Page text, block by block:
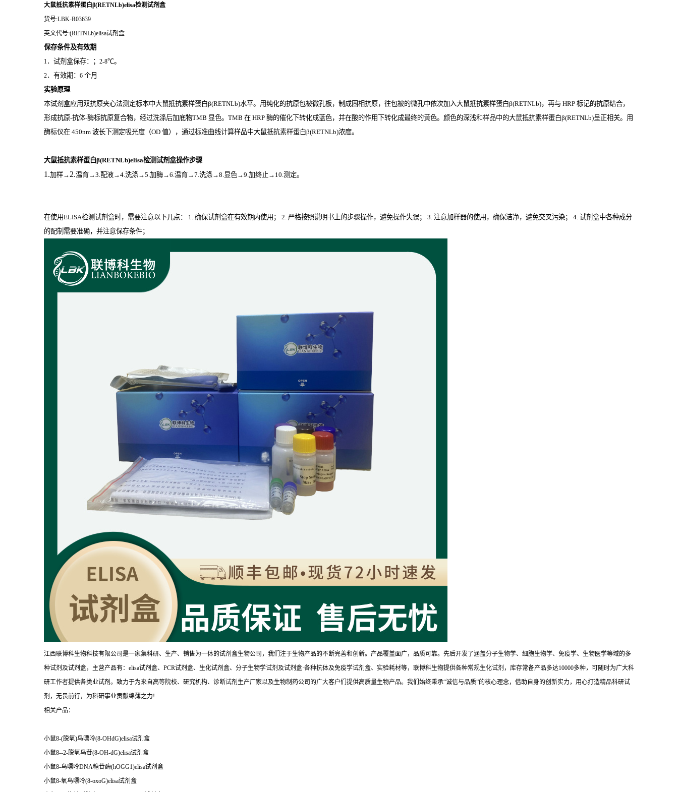
大鼠抵抗素样蛋白β(RETNLb)elisa检测试剂盒
货号:LBK-R03639
英文代号:(RETNLb)elisa试剂盒
保存条件及有效期
1．试剂盒保存：； 2-8℃。
2．有效期： 6 个月
实验原理
本试剂盒应用双抗原夹心法测定标本中大鼠抵抗素样蛋白β(RETNLb)水平。用纯化的抗原包被微孔板，制成固相抗原，往包被的微孔中依次加入大鼠抵抗素样蛋白β(RETNLb)，再与 HRP 标记的抗原结合，
形成抗原-抗体-酶标抗原复合物，经过洗涤后加底物TMB 显色。 TMB 在 HRP 酶的催化下转化成蓝色，并在酸的作用下转化成最终的黄色。颜色的深浅和样品中的大鼠抵抗素样蛋白β(RETNLb)呈正相关。用
酶标仪在 450nm 波长下测定吸光度（OD 值），通过标准曲线计算样品中大鼠抵抗素样蛋白β(RETNLb)浓度。
大鼠抵抗素样蛋白β(RETNLb)elisa检测试剂盒操作步骤
1.加样→ 2.温育→3.配液→4.洗涤→5.加酶→6.温育→7.洗涤→8.显色→9.加终止→10.测定。
在使用ELISA检测试剂盒时，需要注意以下几点： 1. 确保试剂盒在有效期内使用； 2. 严格按照说明书上的步骤操作，避免操作失误； 3. 注意加样器的使用，确保洁净，避免交叉污染； 4. 试剂盒中各种成分
的配制需要准确，并注意保存条件；
江西联博科生物科技有限公司是一家集科研、生产、销售为一体的试剂盒生物公司，我们注于生物产品的不断完善和创新。产品覆盖面广，品质可靠。先后开发了涵盖分子生物学、细胞生物学、免疫学、生物医学等域的多
种试剂及试剂盒，主营产品有：elisa试剂盒、PCR试剂盒、生化试剂盒、分子生物学试剂及试剂盒·各种抗体及免疫学试剂盒、实验耗材等，联博科生物提供各种常规生化试剂，库存常备产品多达10000多种，可随时为广大科
研工作者提供各类业试剂。致力于为来自高等院校、研究机构、诊断试剂生产厂家以及生物制药公司的广大客户们提供高质量生物产品。我们始终秉承“诚信与品质”的核心理念，借助自身的创新实力，用心打造精品科研试
剂，无畏前行，为科研事业贡献绵薄之力!
相关产品：
小鼠8-(脱氧)鸟嘌呤(8-OHdG)elisa试剂盒
小鼠8--2-脱氧鸟苷(8-OH-dG)elisa试剂盒
小鼠8-鸟嘌呤DNA糖苷酶(hOGG1)elisa试剂盒
小鼠8-氧鸟嘌呤(8-oxoG)elisa试剂盒